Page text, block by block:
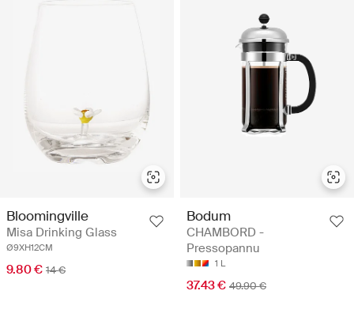
Bloomingville
Misa Drinking Glass
Ø9XH12CM
9.80 € 14 €
Bodum
CHAMBORD -
Pressopannu
1 L
37.43 € 49.90 €